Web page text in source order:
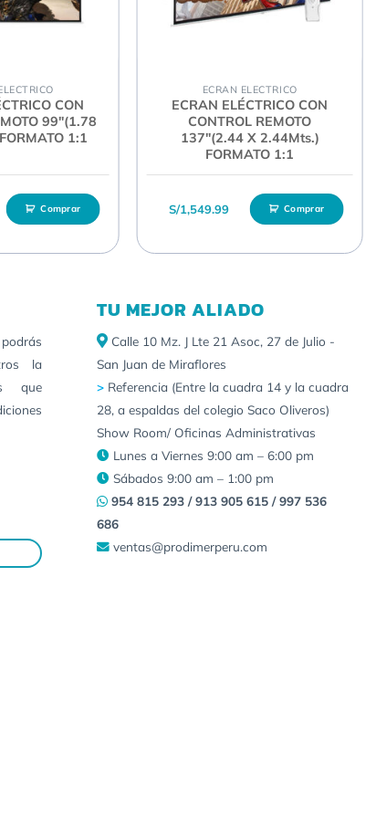
CON
99″(1.78
1:1
Comprar
ECRAN ELECTRICO
ECRAN ELÉCTRICO CON
CONTROL REMOTO
137″(2.44 X 2.44Mts.)
FORMATO 1:1
S/1,549.99 Comprar
la
que
TU MEJOR ALIADO
Calle 10 Mz. J Lte 21 Asoc, 27 de Julio -
San Juan de Miraflores
> Referencia (Entre la cuadra 14 y la cuadra
28, a espaldas del colegio Saco Oliveros)
Show Room/ Oficinas Administrativas
Lunes a Viernes 9:00 am – 6:00 pm
Sábados 9:00 am – 1:00 pm
954 815 293 / 913 905 615 / 997 536
686
ventas@prodimerperu.com